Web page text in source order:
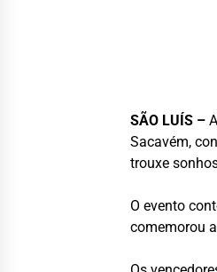
SÃO LUÍS –
Sacavém,
trouxe
O evento
comemorou